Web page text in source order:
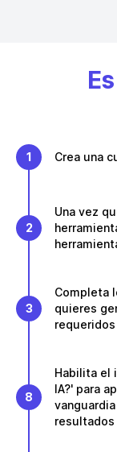
1 Crea una
2
Una vez
3
Completa
quieres
8
Habilita el
IA?' para
resultados